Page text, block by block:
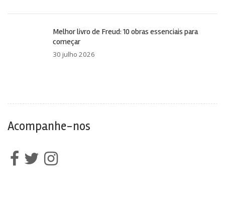
Melhor livro de Freud: 10 obras essenciais para
começar
30 julho 2026
Acompanhe-nos